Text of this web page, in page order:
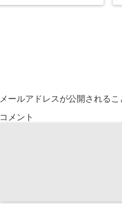
メールアドレスが公開されるこ
コメント